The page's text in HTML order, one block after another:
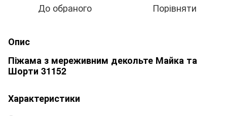
До обраного Порівняти
Опис
Піжама з мереживним декольте Майка та
Шорти 31152
Характеристики